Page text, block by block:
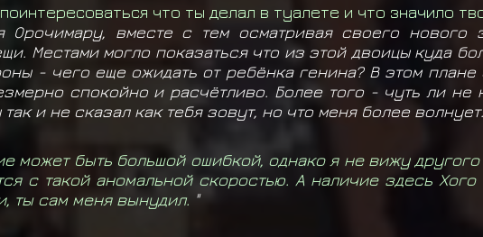
что ты делал в туалете и что значило
Орочимару, вместе с тем осматривая своего
Местами могло показаться что из этой двоицы куда
- чего еще ожидать от ребёнка генина? В этом
спокойно и расчётливо. Более того - чуть ли
и не сказал как тебя зовут, но что меня более
может быть большой ошибкой, однако я не вижу
с такой аномальной скоростью. А наличие здесь
ты сам меня вынудил. "